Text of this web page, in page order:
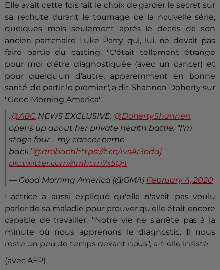
Elle avait cette fois fait le choix de garder le secret sur
sa rechute durant le tournage de la nouvelle série,
quelques mois seulement après le décès de son
ancien partenaire Luke Perry qui, lui, ne devait pas
faire partie du casting. "C'était tellement étrange
pour moi d'être diagnostiquée (avec un cancer) et
pour quelqu'un d'autre, apparemment en bonne
santé, de partir le premier", a dit Shannen Doherty sur
"Good Morning America".
.@ABC NEWS EXCLUSIVE: @DohertyShannen
opens up about her private health battle. “I’m
stage four – my cancer came
back.”@arobachhttps://t.co/IvsAr3odaj
pic.twitter.com/Amhcm7x5Q4
— Good Morning America (@GMA) February 4, 2020
L'actrice a aussi expliqué qu'elle n'avait pas voulu
parler de sa maladie pour prouver qu'elle était encore
capable de travailler. "Notre vie ne s'arrête pas à la
minute où nous apprenons le diagnostic. Il nous
reste un peu de temps devant nous", a-t-elle insisté.
(avec AFP)